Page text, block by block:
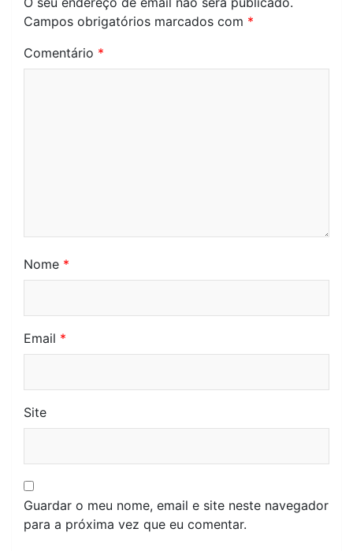
Campos obrigatórios marcados com *
Comentário *
Nome *
Email *
Site
Guardar o meu nome, email e site neste navegador
para a próxima vez que eu comentar.